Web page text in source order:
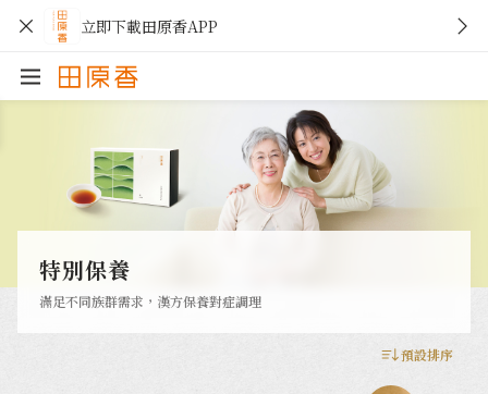
立即下載田原香APP
特別保養
滿足不同族群需求，漢方保養對症調理
預設排序